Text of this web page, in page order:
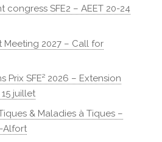
congress SFE2 – AEET 20-24
Meeting 2027 – Call for
Prix SFE² 2026 – Extension
juillet
& Maladies à Tiques –
Alfort